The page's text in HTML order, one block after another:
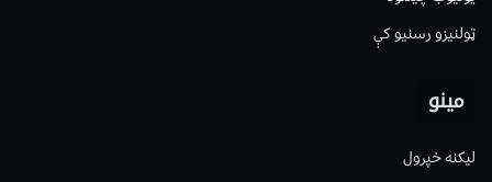
ټولنیزو رسنیو کې
مینو
لیکنه خپرول